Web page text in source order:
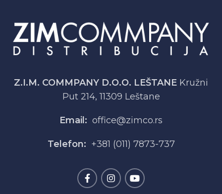
Z.I.M. COMMPANY D.O.O. LEŠTANE Kružni
Put 214, 11309 Leštane
Email: office@zimco.rs
Telefon: +381 (011) 7873-737